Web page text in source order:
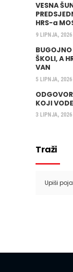
VESNA
HRS-a
9 LIPNJA, 2026
ŠKOLI, A
VAN
5 LIPNJA, 2026
KOJI
3 LIPNJA, 2026
Traži
for: